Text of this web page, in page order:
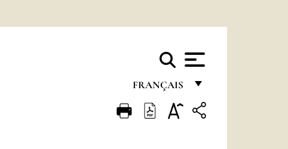
FRANÇAIS
FRANÇAIS